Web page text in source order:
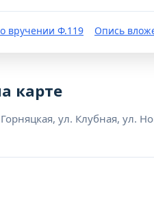
вручении Ф.119 Опись
карте
ул. Клубная, ул.